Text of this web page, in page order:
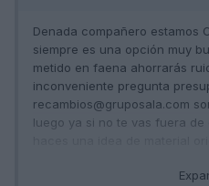
Denada compañero estamos
siempre es una opción muy
metido en faena ahorrarás
inconveniente pregunta
recambios@gruposala.com
luego ya si no te vas fuera
respeto por su valor pero he